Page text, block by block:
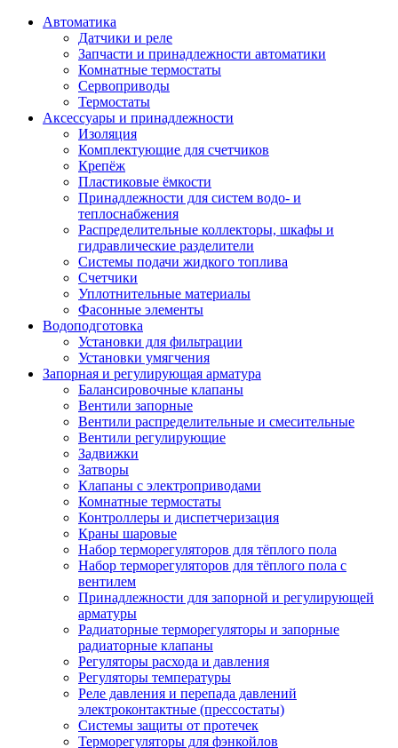
Автоматика
Датчики и реле
Запчасти и принадлежности автоматики
Комнатные термостаты
Сервоприводы
Термостаты
Аксессуары и принадлежности
Изоляция
Комплектующие для счетчиков
Крепёж
Пластиковые ёмкости
Принадлежности для систем водо- и
теплоснабжения
Распределительные коллекторы, шкафы и
гидравлические разделители
Системы подачи жидкого топлива
Счетчики
Уплотнительные материалы
Фасонные элементы
Водоподготовка
Установки для фильтрации
Установки умягчения
Запорная и регулирующая арматура
Балансировочные клапаны
Вентили запорные
Вентили распределительные и смесительные
Вентили регулирующие
Задвижки
Затворы
Клапаны с электроприводами
Комнатные термостаты
Контроллеры и диспетчеризация
Краны шаровые
Набор терморегуляторов для тёплого пола
Набор терморегуляторов для тёплого пола с
вентилем
Принадлежности для запорной и регулирующей
арматуры
Радиаторные терморегуляторы и запорные
радиаторные клапаны
Регуляторы расхода и давления
Регуляторы температуры
Реле давления и перепада давлений
электроконтактные (прессостаты)
Системы защиты от протечек
Терморегуляторы для фэнкойлов